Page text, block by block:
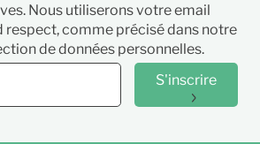
Nous utiliserons votre email
respect, comme précisé dans notre
de données personnelles.
S'inscrire